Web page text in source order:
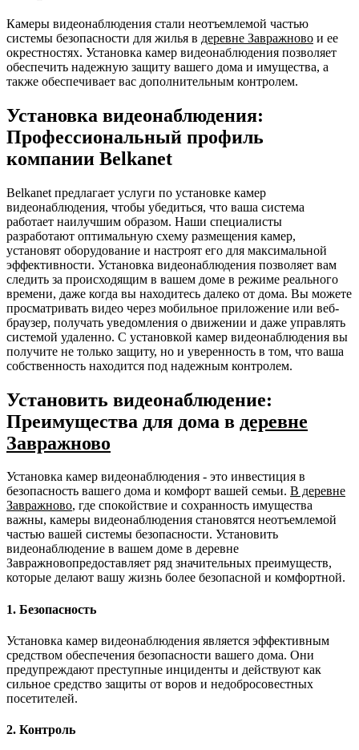
Камеры видеонаблюдения стали неотъемлемой частью
системы безопасности для жилья в деревне Завражново и ее
окрестностях. Установка камер видеонаблюдения позволяет
обеспечить надежную защиту вашего дома и имущества, а
также обеспечивает вас дополнительным контролем.
Установка видеонаблюдения:
Профессиональный профиль
компании Belkanet
Belkanet предлагает услуги по установке камер
видеонаблюдения, чтобы убедиться, что ваша система
работает наилучшим образом. Наши специалисты
разработают оптимальную схему размещения камер,
установят оборудование и настроят его для максимальной
эффективности. Установка видеонаблюдения позволяет вам
следить за происходящим в вашем доме в режиме реального
времени, даже когда вы находитесь далеко от дома. Вы можете
просматривать видео через мобильное приложение или веб-
браузер, получать уведомления о движении и даже управлять
системой удаленно. С установкой камер видеонаблюдения вы
получите не только защиту, но и уверенность в том, что ваша
собственность находится под надежным контролем.
Установить видеонаблюдение:
Преимущества для дома в деревне
Завражново
Установка камер видеонаблюдения - это инвестиция в
безопасность вашего дома и комфорт вашей семьи. В деревне
Завражново, где спокойствие и сохранность имущества
важны, камеры видеонаблюдения становятся неотъемлемой
частью вашей системы безопасности. Установить
видеонаблюдение в вашем доме в деревне
Завражновопредоставляет ряд значительных преимуществ,
которые делают вашу жизнь более безопасной и комфортной.
1. Безопасность
Установка камер видеонаблюдения является эффективным
средством обеспечения безопасности вашего дома. Они
предупреждают преступные инциденты и действуют как
сильное средство защиты от воров и недобросовестных
посетителей.
2. Контроль